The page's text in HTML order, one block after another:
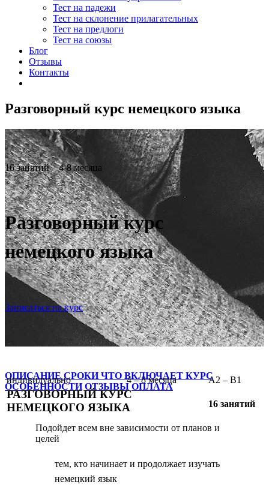
Тест на падежи
Тест на склонение прилагательных
Тест на предлоги
Тест на союзы
Блог
Отзывы
Контакты
Разговорный курс немецкого языка
16 занятий 4-8 месяца
Разговорный курс
немецкого языка
Записаться на курс
ОПИСАНИЕ СРОКИЧТО ВКЛЮЧАЕТ КУРС
ОСОБЕННОСТИ ОТЗЫВЫ ОПЛАТА
индивидуально 4 – 8 месяца A2 – B1
РАЗГОВОРНЫЙ КУРС
НЕМЕЦКОГО ЯЗЫКА
16 занятий
Подойдет всем вне зависимости от планов и
целей
тем, кто начинает и продолжает изучать
немецкий язык